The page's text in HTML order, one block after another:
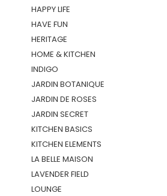
HAPPY LIFE
HAVE FUN
HERITAGE
HOME & KITCHEN
INDIGO
JARDIN BOTANIQUE
JARDIN DE ROSES
JARDIN SECRET
KITCHEN BASICS
KITCHEN ELEMENTS
LA BELLE MAISON
LAVENDER FIELD
LOUNGE